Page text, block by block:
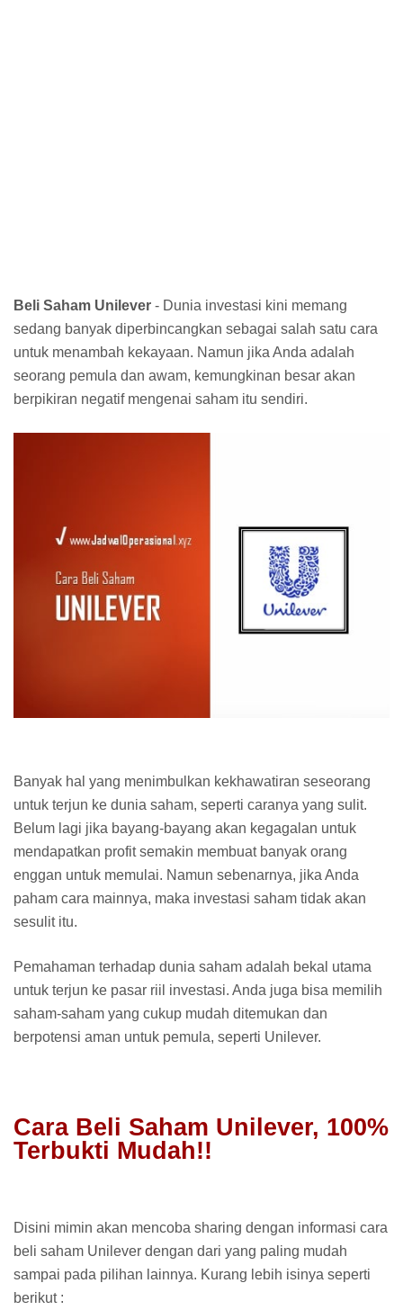
Beli Saham Unilever - Dunia investasi kini memang
sedang banyak diperbincangkan sebagai salah satu cara
untuk menambah kekayaan. Namun jika Anda adalah
seorang pemula dan awam, kemungkinan besar akan
berpikiran negatif mengenai saham itu sendiri.
Banyak hal yang menimbulkan kekhawatiran seseorang
untuk terjun ke dunia saham, seperti caranya yang sulit.
Belum lagi jika bayang-bayang akan kegagalan untuk
mendapatkan profit semakin membuat banyak orang
enggan untuk memulai. Namun sebenarnya, jika Anda
paham cara mainnya, maka investasi saham tidak akan
sesulit itu.
Pemahaman terhadap dunia saham adalah bekal utama
untuk terjun ke pasar riil investasi. Anda juga bisa memilih
saham-saham yang cukup mudah ditemukan dan
berpotensi aman untuk pemula, seperti Unilever.
Cara Beli Saham Unilever, 100%
Terbukti Mudah!!
Disini mimin akan mencoba sharing dengan informasi cara
beli saham Unilever dengan dari yang paling mudah
sampai pada pilihan lainnya. Kurang lebih isinya seperti
berikut :